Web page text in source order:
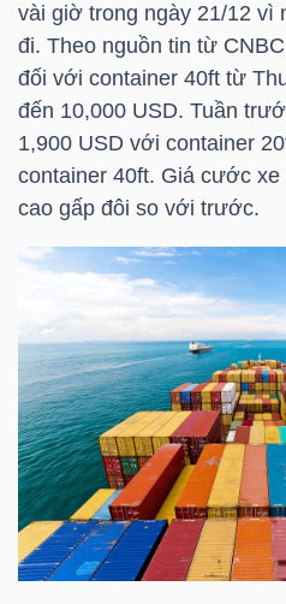
vài giờ trong ngày 21/12 vì
đi. Theo nguồn tin từ
đối với container 40ft từ
đến 10,000 USD. Tuần
1,900 USD với container
container 40ft. Giá cước
cao gấp đôi so với trước.
TÀI
CHÍNH
HÀNG
HÓA
KINH
TẾ
THẾ
GIỚI